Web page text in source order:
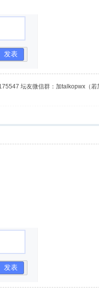
发表
坛友微信群：加talkopwx（
发表